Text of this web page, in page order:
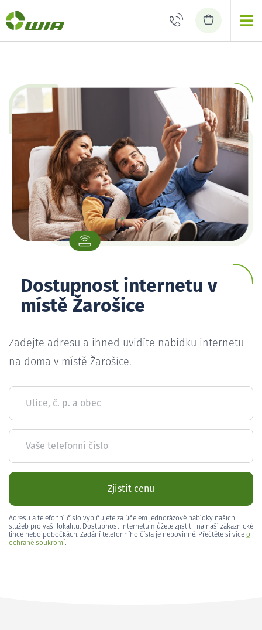
Dostupnost internetu v
místě Žarošice
Zadejte adresu a ihned uvidíte nabídku internetu
na doma v místě Žarošice.
Ulice, č. p. a obec
Vaše telefonní číslo
Zjistit cenu
Adresu a telefonní číslo vyplňujete za účelem jednorázové nabídky našich
služeb pro vaši lokalitu. Dostupnost internetu můžete zjistit i na naší zákaznické
lince nebo pobočkách. Zadání telefonního čísla je nepovinné. Přečtěte si více o
ochraně soukromí.